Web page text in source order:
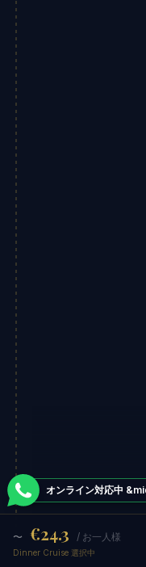
〜 €24.3 / お一人様
Dinner Cruise 選択中
オンライン対応中